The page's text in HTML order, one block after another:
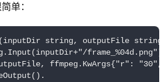
单：
string, outputFile
frame_%04d.png").
ffmpeg.KwArgs{"r":